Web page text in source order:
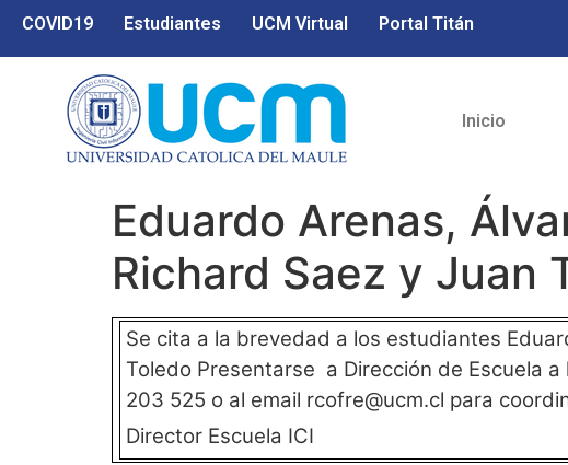
COVID19 Estudiantes UCM Virtual Portal Titán
Inicio
Eduardo Arenas,
Richard Saez y Juan
Se cita a la brevedad a los estudiantes
Toledo Presentarse a Dirección de Escuela
203 525 o al email rcofre@ucm.cl para
Director Escuela ICI